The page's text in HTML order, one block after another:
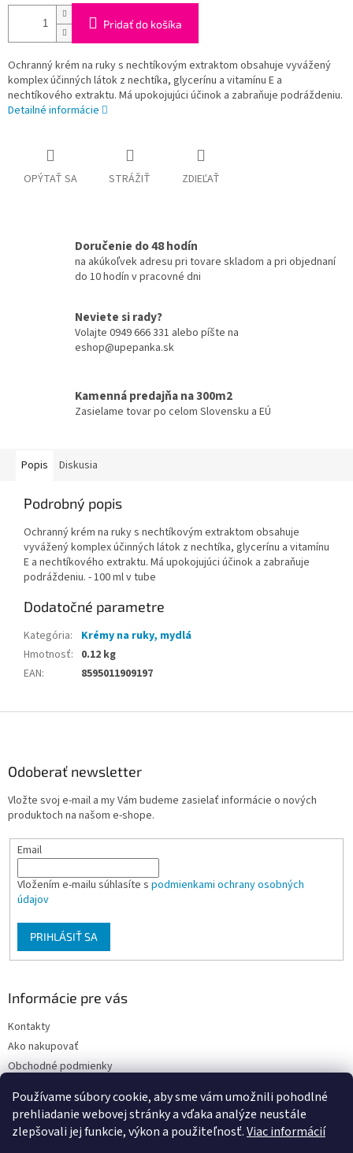
Používame súbory cookie, aby sme vám umožnili pohodlné
prehliadanie webovej stránky a vďaka analýze neustále
zlepšovali jej funkcie, výkon a použiteľnosť.Viac informácií
Pridať do košíka
Ochranný krém na ruky s nechtíkovým extraktom obsahuje vyvážený
komplex účinných látok z nechtíka, glycerínu a vitamínu E a
nechtíkového extraktu. Má upokojujúci účinok a zabraňuje podráždeniu.
Detailné informácie
OPÝTAŤ SA STRÁŽIŤ ZDIEĽAŤ
Doručenie do 48 hodín
na akúkoľvek adresu pri tovare skladom a pri objednaní
do 10 hodín v pracovné dni
Neviete si rady?
Volajte 0949 666 331 alebo píšte na
eshop@upepanka.sk
Kamenná predajňa na 300m2
Zasielame tovar po celom Slovensku a EÚ
Popis Diskusia
Podrobný popis
Ochranný krém na ruky s nechtíkovým extraktom obsahuje
vyvážený komplex účinných látok z nechtíka, glycerínu a vitamínu
E a nechtíkového extraktu. Má upokojujúci účinok a zabraňuje
podráždeniu. - 100 ml v tube
Dodatočné parametre
Kategória:
Krémy na ruky, mydlá
Hmotnosť: 0.12 kg
EAN: 8595011909197
Odoberať newsletter
Vložte svoj e-mail a my Vám budeme zasielať informácie o nových
produktoch na našom e-shope.
Email
Vložením e-mailu súhlasíte s podmienkami ochrany osobných
údajov
PRIHLÁSIŤ SA
Informácie pre vás
Kontakty
Ako nakupovať
Obchodné podmienky
Moja objednávka